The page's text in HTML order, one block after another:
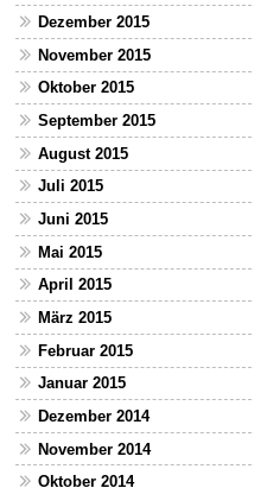
Dezember 2015
November 2015
Oktober 2015
September 2015
August 2015
Juli 2015
Juni 2015
Mai 2015
April 2015
März 2015
Februar 2015
Januar 2015
Dezember 2014
November 2014
Oktober 2014